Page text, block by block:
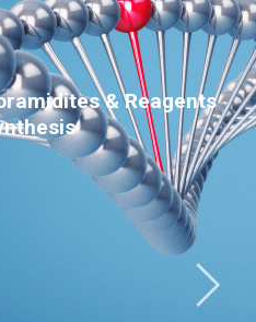
& Reagents